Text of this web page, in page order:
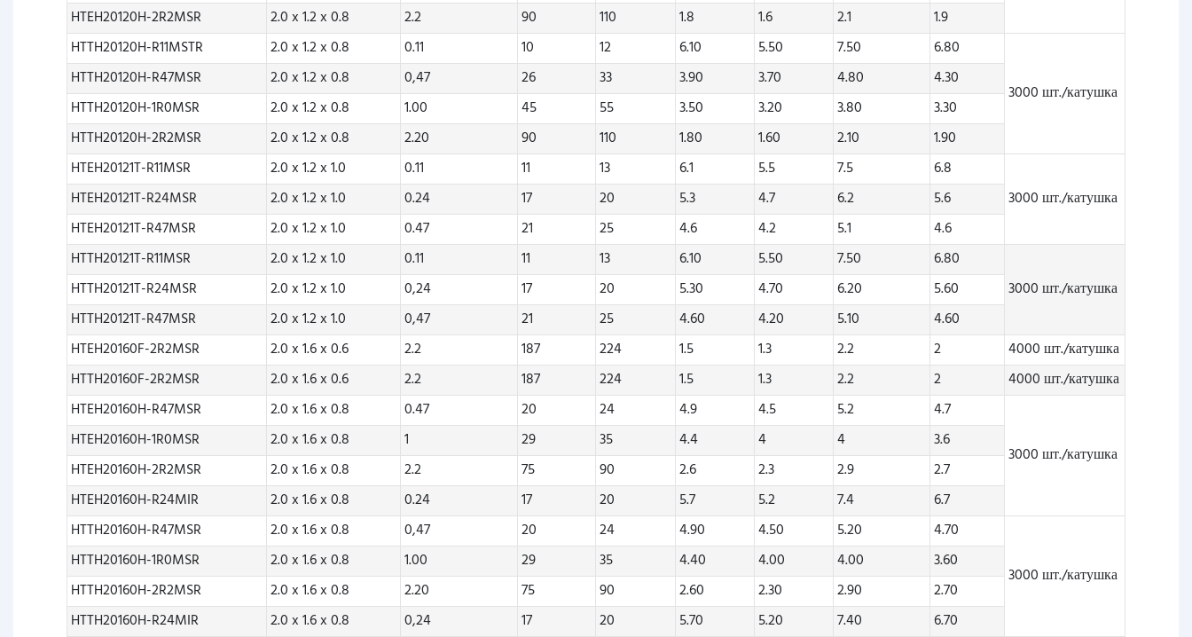
HTEH20120H-2R2MSR
2.0 x 1.2 x 0.8 2.2 90 110 1.8 1.6 2.1
1.9
HTTH20120H-R11MSTR
2.0 x 1.2 x 0.8 0.11 10 12 6.10 5.50 7.50
6.80
3000 шт./катушка
HTTH20120H-R47MSR 2.0 x 1.2 x 0.8 0,47 26 33 3.90 3.70 4.80
4.30
HTTH20120H-1R0MSR
2.0 x 1.2 x 0.8 1.00 45 55 3.50 3.20 3.80
3.30
HTTH20120H-2R2MSR
2.0 x 1.2 x 0.8 2.20 90 110 1.80 1.60 2.10
1.90
HTEH20121T-R11MSR
2.0 x 1.2 x 1.0 0.11 11 13 6.1 5.5 7.5
6.8
3000 шт./катушка
HTEH20121T-R24MSR 2.0 x 1.2 x 1.0 0.24 17 20 5.3 4.7 6.2
5.6
HTEH20121T-R47MSR
2.0 x 1.2 x 1.0 0.47 21 25 4.6 4.2 5.1
4.6
HTTH20121T-R11MSR
2.0 x 1.2 x 1.0 0.11 11 13 6.10 5.50 7.50
6.80
3000 шт./катушка
HTTH20121T-R24MSR 2.0 x 1.2 x 1.0 0,24 17 20 5.30 4.70 6.20
5.60
HTTH20121T-R47MSR
2.0 x 1.2 x 1.0 0,47 21 25 4.60 4.20 5.10
4.60
HTEH20160F-2R2MSR
2.0 x 1.6 x 0.6 2.2 187 224 1.5 1.3 2.2 2
4000 шт./катушка
HTTH20160F-2R2MSR
2.0 x 1.6 x 0.6 2.2 187 224 1.5 1.3 2.2 2
4000 шт./катушка
HTEH20160H-R47MSR
2.0 x 1.6 x 0.8 0.47 20 24 4.9 4.5 5.2
4.7
3000 шт./катушка
HTEH20160H-1R0MSR 2.0 x 1.6 x 0.8 1 29 35 4.4 4 4
3.6
HTEH20160H-2R2MSR
2.0 x 1.6 x 0.8 2.2 75 90 2.6 2.3 2.9
2.7
HTEH20160H-R24MIR
2.0 x 1.6 x 0.8 0.24 17 20 5.7 5.2 7.4
6.7
HTTH20160H-R47MSR
2.0 x 1.6 x 0.8 0,47 20 24 4.90 4.50 5.20
4.70
3000 шт./катушка
HTTH20160H-1R0MSR 2.0 x 1.6 x 0.8 1.00 29 35 4.40 4.00 4.00
3.60
HTTH20160H-2R2MSR
2.0 x 1.6 x 0.8 2.20 75 90 2.60 2.30 2.90
2.70
HTTH20160H-R24MIR
2.0 x 1.6 x 0.8 0,24 17 20 5.70 5.20 7.40
6.70